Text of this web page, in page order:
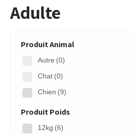
Adulte
Produit Animal
Autre (0)
Chat (0)
Chien (9)
Produit Poids
12kg (6)